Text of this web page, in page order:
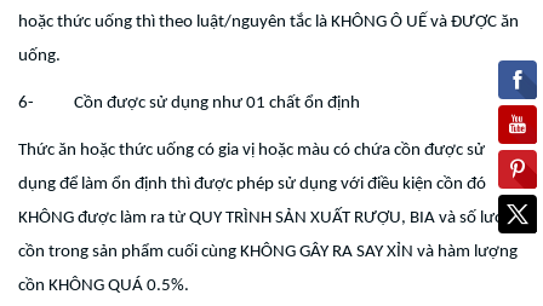
hoặc thức uống thì theo luật/nguyên tắc là KHÔNG Ô UẾ và ĐƯỢC ăn
uống.
6- Cồn được sử dụng như 01 chất ổn định
Thức ăn hoặc thức uống có gia vị hoặc màu có chứa cồn được sử
dụng để làm ổn định thì được phép sử dụng với điều kiện cồn đó
KHÔNG được làm ra từ QUY TRÌNH SẢN XUẤT RƯỢU, BIA và số lượng
cồn trong sản phẩm cuối cùng KHÔNG GÂY RA SAY XỈN và hàm lượng
cồn KHÔNG QUÁ 0.5%.